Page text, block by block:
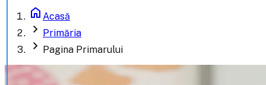
home Acasă
chevron_right Primăria
chevron_right Pagina Primarului